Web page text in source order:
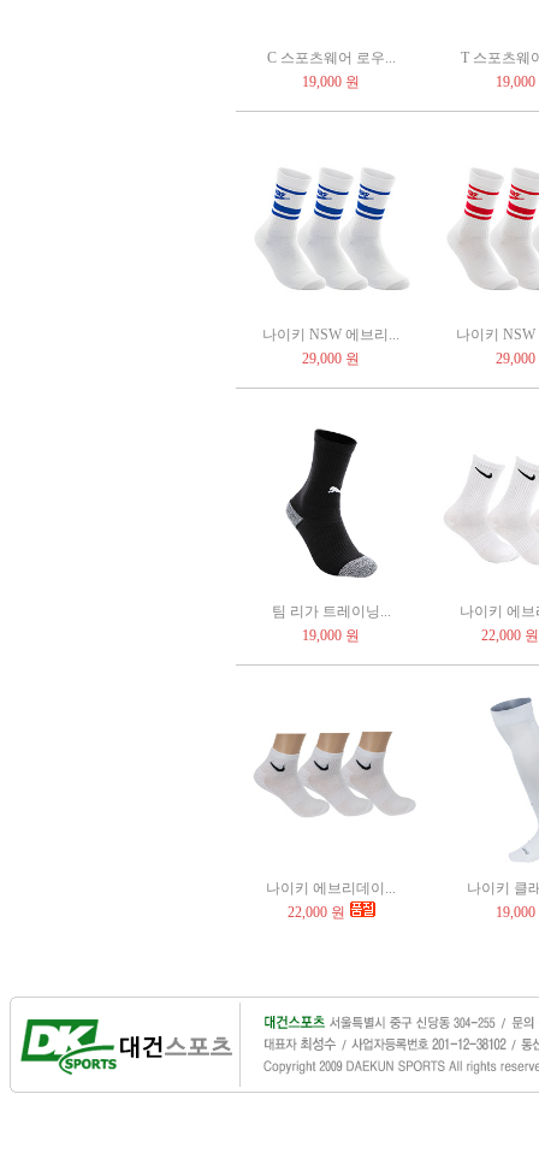
C 스포츠웨어 로우...
19,000 원
T 스포츠웨
나이키 NSW 에브리...
29,000 원
나이키
팀 리가 트레이닝...
19,000 원
나이키 에브
22,000 원
나이키 에브리데이...
22,000 원
나이키 클